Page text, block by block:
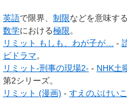
英語で限界、 制限などを意味する
数学における極限。
リミット もしも、わが子が… -
ビドラマ。
リミット-刑事の現場2- - NHK土
第2シリーズ。
リミット (漫画) - すえのぶけいこ